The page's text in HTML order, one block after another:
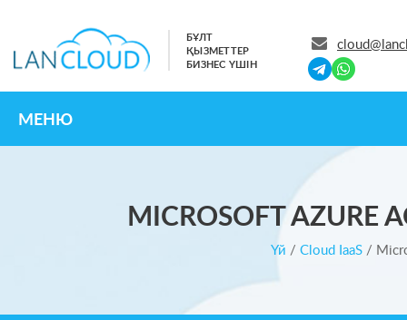
БҰЛТ
ҚЫЗМЕТТЕР
БИЗНЕС ҮШІН
МЕНЮ
MICROSOFT AZURE
Үй / Cloud IaaS/